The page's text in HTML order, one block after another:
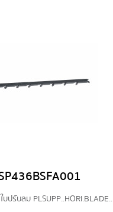
บปรับลม PLSUPP..HORI.BLADE..